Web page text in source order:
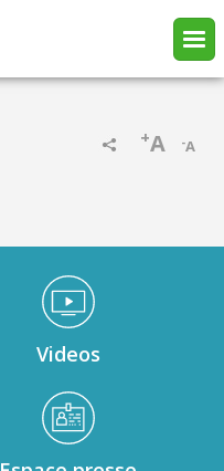
-A
+A
Videos